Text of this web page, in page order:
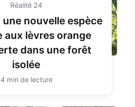
Réalité 24
une nouvelle espèce
aux lèvres orange
dans une forêt
isolée
4 min de lecture